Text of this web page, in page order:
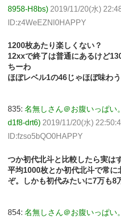
8958-H8bs) 2019/11/20(水)
ID:z4WeEZNl0HAPPY
1200枚あたり楽しくない？
12xxで終了は普通にあるけど
ちーわ
ほぼレベル1の46じゃほぼ味わ
835: 名無しさん＠お腹いっぱい
d1f8-drt6) 2019/11/20(水)
ID:fzso5bQO0HAPPY
つか初代北斗と比較したら実は
平均1000枚とか初代北斗で常に
ぞ。しかも初代みたいに7万も8
854: 名無しさん＠お腹いっぱい